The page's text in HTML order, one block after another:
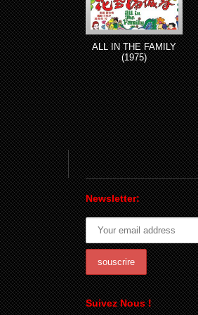
ALL IN THE FAMILY
(1975)
Newsletter:
Suivez Nous !